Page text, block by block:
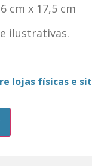
cm x 17,5 cm
ilustrativas.
lojas físicas e